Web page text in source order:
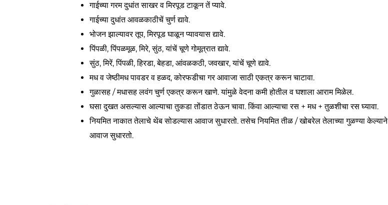
गाईच्या गरम दुधांत साखर व मिरपूड टाकून तें प्यावे.
गाईच्या दुधांत आवळकाठीचें चुर्ण द्यावे.
भोजन झाल्यावर तूप, मिरपूड घाळून प्यावयास द्यावे.
पिंपळी, पिंपळमूळ, मिरे, सुंठ, यांचें चूणे गोमूत्रात द्यावे.
सुंठ, मिरें, पिंपळी, हिरडा, बेहडा, आंवळकठी, जवखार, यांचें चूणे द्यावे.
मध व जेष्ठीमध पावडर व हळद, कोरफडीचा गर आवाजा साठी एकत्र करून चाटावा.
गुळासह / मधासह लवंग चुर्ण एकत्र करून खाणे. यांमुळे वेदना कमी होतील व घशाला आराम मिळेल.
घसा दुखत असल्यास आल्याचा तुकडा तोंडात ठेऊन चावा. किंवा आल्याचा रस + मध + तुळशीचा रस घ्यावा.
नियमित नाकात तेलाचे थेंब सोडल्यास आवाज सुधारतो. तसेच नियमित तीळ / खोबरेल तेलाच्या गुळण्या केल्याने
आवाज सुधारतो.